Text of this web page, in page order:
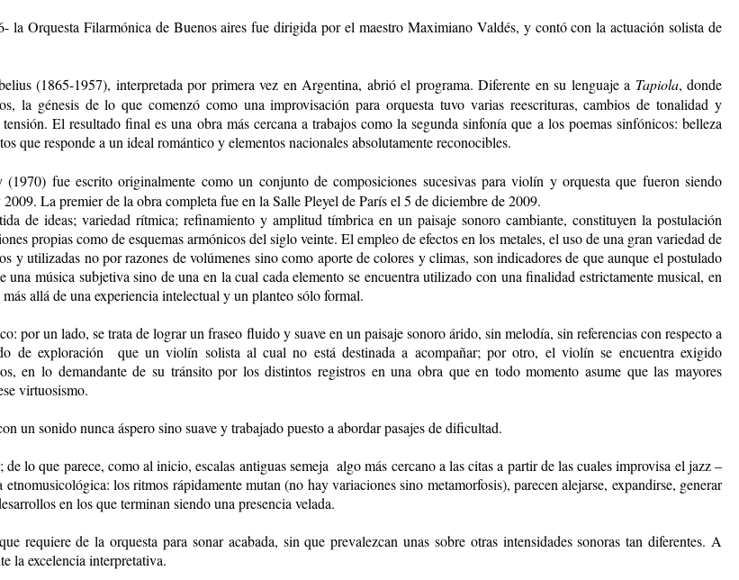
la Orquesta Filarmónica de Buenos aires fue dirigida por el maestro Maximiano Valdés, y contó con la actuación solista de
(1865-1957), interpretada por primera vez en Argentina, abrió el programa. Diferente en su lenguaje a Tapiola, donde
la génesis de lo que comenzó como una improvisación para orquesta tuvo varias reescrituras, cambios de tonalidad y
El resultado final es una obra más cercana a trabajos como la segunda sinfonía que a los poemas sinfónicos: belleza
que responde a un ideal romántico y elementos nacionales absolutamente reconocibles.
(1970) fue escrito originalmente como un conjunto de composiciones sucesivas para violín y orquesta que fueron siendo
La premier de la obra completa fue en la Salle Pleyel de París el 5 de diciembre de 2009.
de ideas; variedad rítmica; refinamiento y amplitud tímbrica en un paisaje sonoro cambiante, constituyen la postulación
propias como de esquemas armónicos del siglo veinte. El empleo de efectos en los metales, el uso de una gran variedad de
y utilizadas no por razones de volúmenes sino como aporte de colores y climas, son indicadores de que aunque el postulado
música subjetiva sino de una en la cual cada elemento se encuentra utilizado con una finalidad estrictamente musical, en
allá de una experiencia intelectual y un planteo sólo formal.
por un lado, se trata de lograr un fraseo fluido y suave en un paisaje sonoro árido, sin melodía, sin referencias con respecto a
de exploración que un violín solista al cual no está destinada a acompañar; por otro, el violín se encuentra exigido
en lo demandante de su tránsito por los distintos registros en una obra que en todo momento asume que las mayores
virtuosismo.
un sonido nunca áspero sino suave y trabajado puesto a abordar pasajes de dificultad.
lo que parece, como al inicio, escalas antiguas semeja algo más cercano a las citas a partir de las cuales improvisa el jazz –
etnomusicológica: los ritmos rápidamente mutan (no hay variaciones sino metamorfosis), parecen alejarse, expandirse, generar
en los que terminan siendo una presencia velada.
requiere de la orquesta para sonar acabada, sin que prevalezcan unas sobre otras intensidades sonoras tan diferentes. A
la excelencia interpretativa.